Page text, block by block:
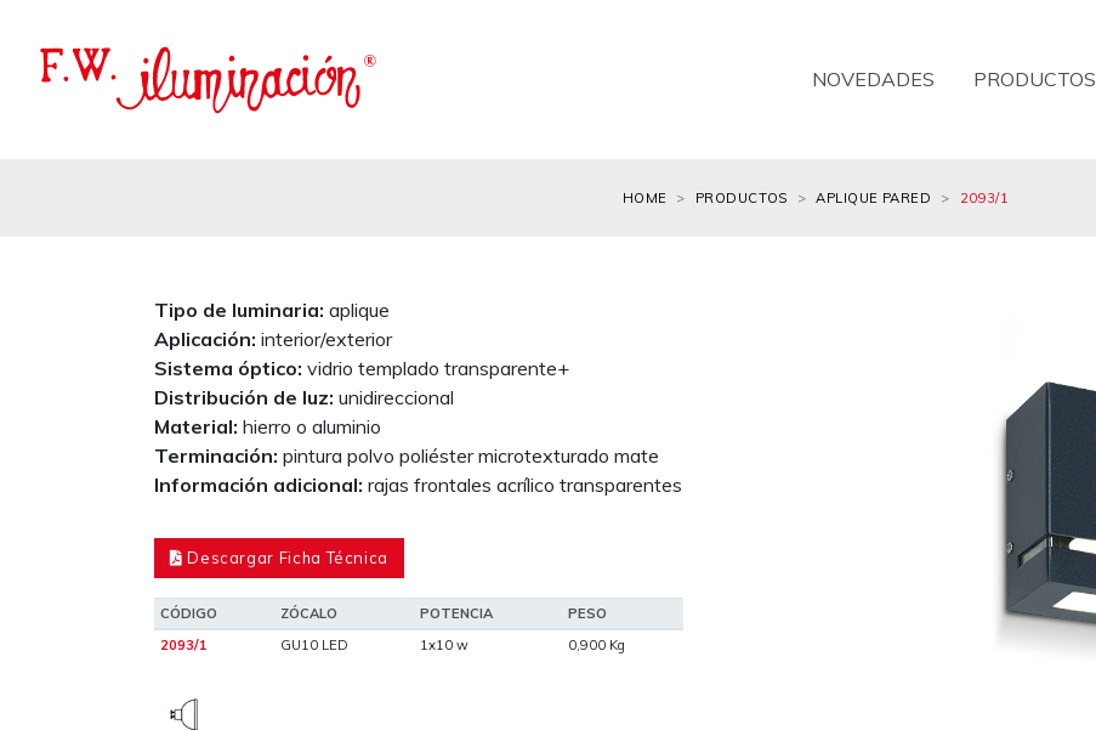
NOVEDADES PRODUCTOS
HOME PRODUCTOS APLIQUE PARED 2093/1
Tipo de luminaria: aplique
Aplicación: interior/exterior
Sistema óptico: vidrio templado transparente+
Distribución de luz: unidireccional
Material: hierro o aluminio
Terminación: pintura polvo poliéster microtexturado mate
Información adicional: rajas frontales acrílico transparentes
Descargar Ficha Técnica
CÓDIGO ZÓCALO POTENCIA
PESO
2093/1
GU10 LED 1x10 w 0,900 Kg